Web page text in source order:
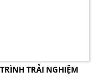
TRẢI NGHIỆM